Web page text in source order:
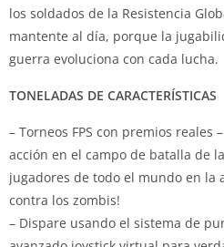
los soldados de la Resistencia
mantente al día, porque la
guerra evoluciona con cada lucha.
TONELADAS DE CARACTERÍSTICAS
– Torneos FPS con premios reales
acción en el campo de batalla de
jugadores de todo el mundo en la
contra los zombis!
– Dispare usando el sistema de